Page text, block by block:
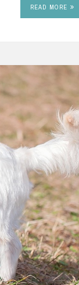
READ MORE